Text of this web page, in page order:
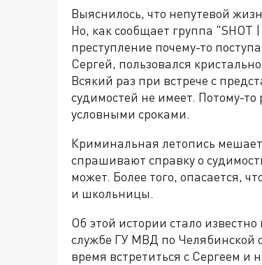
Выяснилось, что непутевой
Но, как сообщает группа
преступление почему-то
Сергей, пользовался
Всякий раз при встрече с
судимостей не имеет. Потому-
условными сроками.
Криминальная летопись
спрашивают справку о
может. Более того, опасается,
и школьницы.
Об этой истории стало
службе ГУ МВД по Челябинской
время встретиться с Сергеем и